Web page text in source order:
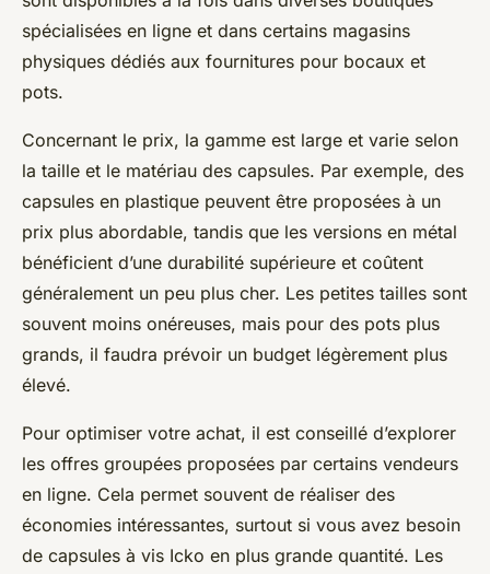
spécialisées en ligne et dans certains magasins
physiques dédiés aux fournitures pour bocaux et
pots.
Concernant le prix, la gamme est large et varie selon
la taille et le matériau des capsules. Par exemple, des
capsules en plastique peuvent être proposées à un
prix plus abordable, tandis que les versions en métal
bénéficient d’une durabilité supérieure et coûtent
généralement un peu plus cher. Les petites tailles sont
souvent moins onéreuses, mais pour des pots plus
grands, il faudra prévoir un budget légèrement plus
élevé.
Pour optimiser votre achat, il est conseillé d’explorer
les offres groupées proposées par certains vendeurs
en ligne. Cela permet souvent de réaliser des
économies intéressantes, surtout si vous avez besoin
de capsules à vis Icko en plus grande quantité. Les